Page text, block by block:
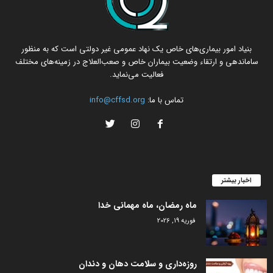
بنیاد امور بیماری‌های خاص یک نهاد عمومی غیر دولتی است که به منظور
ساماندهی و ارتقاء وضعیت بیماران خاص و صعب‌العلاج در زمینه‌های مختلف
فعالیت می‌نماید.
تماس با ما: info@cffsd.org
اخبار بیشتر
ماه رمضان، ماه مهمانی خدا
فوریه 19, 2026
روزه‌داری و سلامت دهان و دندان